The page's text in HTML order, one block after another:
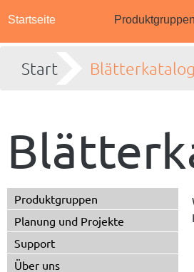
Startseite Produktgruppen
Start Blätterkatalog
Produktgruppen
Planung und Projekte
Support
Über uns